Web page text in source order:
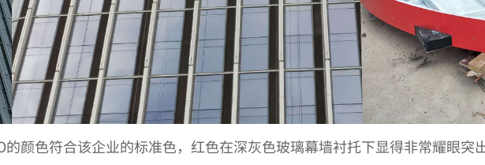
颜色符合该企业的标准色，红色在深灰色玻璃幕墙衬托下显得非常耀眼突